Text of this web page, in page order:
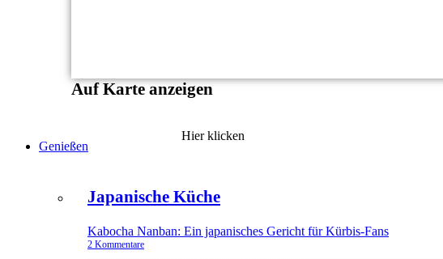
Auf Karte anzeigen
Hier klicken
Genießen
Japanische Küche
Kabocha Nanban: Ein japanisches Gericht für Kürbis-Fans
2 Kommentare